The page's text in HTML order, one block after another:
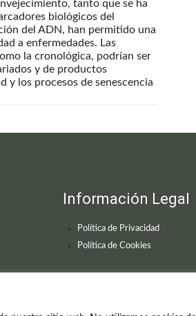
tanto que se ha
biológicos del
del ADN, han permitido una
a enfermedades. Las
la cronológica, podrían ser
y de productos
y los procesos de senescencia
Información Legal
Política de Privacidad
Política de Cookies